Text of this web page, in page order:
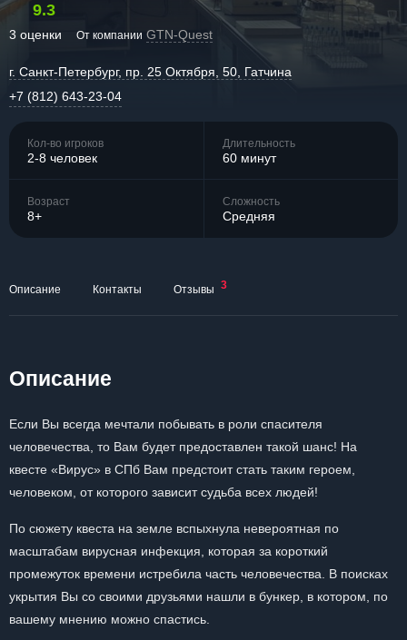
9.3
3 оценки От компании GTN-Quest
г. Санкт-Петербург, пр. 25 Октября, 50, Гатчина
+7 (812) 643-23-04
Кол-во игроков
2-8 человек
Длительность
60 минут
Возраст
8+
Сложность
Средняя
Описание Контакты Отзывы 3
Описание
Если Вы всегда мечтали побывать в роли спасителя
человечества, то Вам будет предоставлен такой шанс! На
квесте «Вирус» в СПб Вам предстоит стать таким героем,
человеком, от которого зависит судьба всех людей!
По сюжету квеста на земле вспыхнула невероятная по
масштабам вирусная инфекция, которая за короткий
промежуток времени истребила часть человечества. В поисках
укрытия Вы со своими друзьями нашли в бункер, в котором, по
вашему мнению можно спастись.